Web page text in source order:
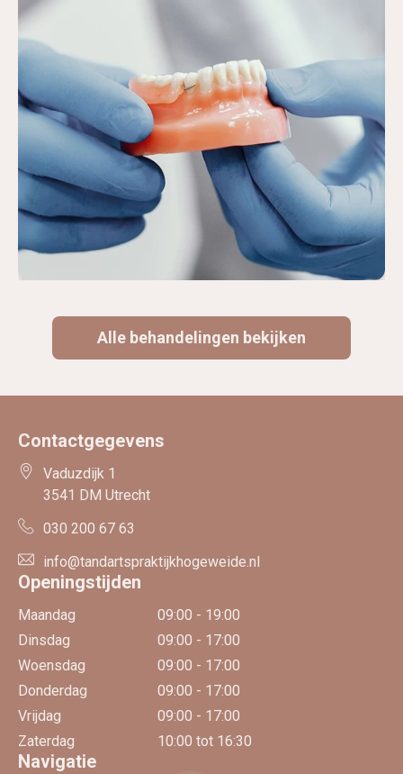
Alle behandelingen bekijken
Contactgegevens
Vaduzdijk 1
3541 DM Utrecht
030 200 67 63
info@tandartspraktijkhogeweide.nl
Openingstijden
Maandag
Dinsdag
Woensdag
Donderdag
Vrijdag
Zaterdag
09:00 - 19:00
09:00 - 17:00
09:00 - 17:00
09:00 - 17:00
09:00 - 17:00
10:00 tot 16:30
Navigatie